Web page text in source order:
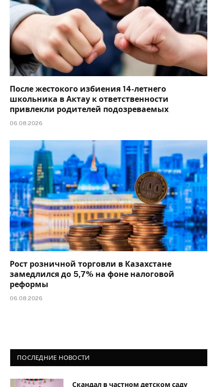
После жестокого избиения 14-летнего
школьника в Актау к ответственности
привлекли родителей подозреваемых
06.08.2026
Рост розничной торговли в Казахстане
замедлился до 5,7% на фоне налоговой
реформы
06.08.2026
ПОСЛЕДНИЕ НОВОСТИ
Скандал в частном детском саду